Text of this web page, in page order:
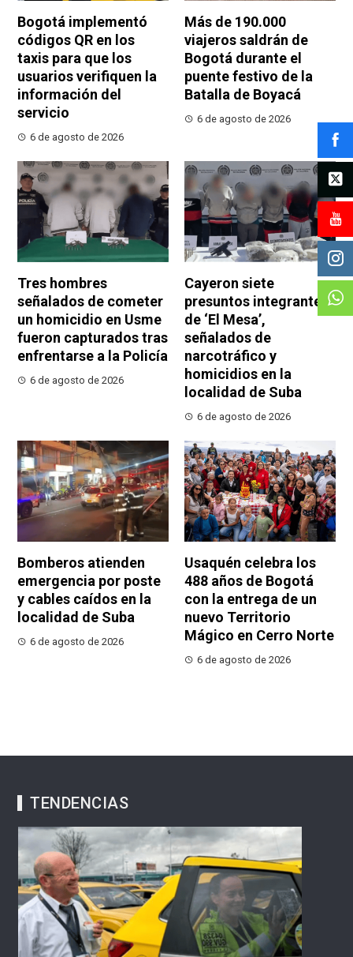
Bogotá implementó
códigos QR en los
taxis para que los
usuarios verifiquen la
información del
servicio
6 de agosto de 2026
Más de 190.000
viajeros saldrán de
Bogotá durante el
puente festivo de la
Batalla de Boyacá
6 de agosto de 2026
Tres hombres
señalados de cometer
un homicidio en Usme
fueron capturados tras
enfrentarse a la Policía
6 de agosto de 2026
Cayeron siete
presuntos integrantes
de ‘El Mesa’,
señalados de
narcotráfico y
homicidios en la
localidad de Suba
6 de agosto de 2026
Bomberos atienden
emergencia por poste
y cables caídos en la
localidad de Suba
6 de agosto de 2026
Usaquén celebra los
488 años de Bogotá
con la entrega de un
nuevo Territorio
Mágico en Cerro Norte
6 de agosto de 2026
TENDENCIAS